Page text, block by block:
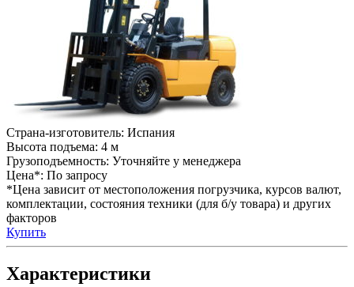
Страна-изготовитель: Испания
Высота подъема: 4 м
Грузоподъемность: Уточняйте у менеджера
Цена*: По запросу
*Цена зависит от местоположения погрузчика, курсов валют,
комплектации, состояния техники (для б/у товара) и других
факторов
Купить
Характеристики